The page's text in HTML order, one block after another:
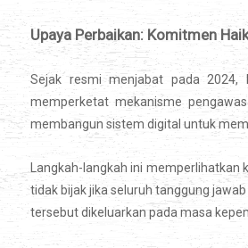
Upaya Perbaikan: Komitmen
Sejak resmi menjabat pada 2024,
memperketat mekanisme
membangun sistem digital untuk
Langkah-langkah ini memperlihatkan
tidak bijak jika seluruh tanggung
tersebut dikeluarkan pada masa